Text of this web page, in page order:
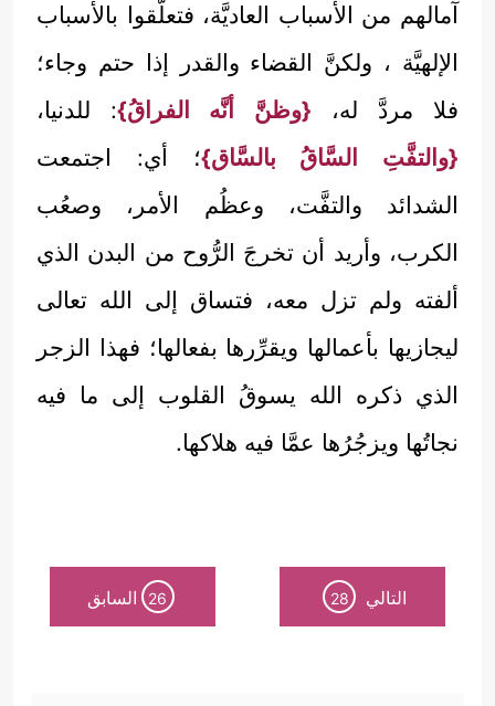
آمالهم من الأسباب العاديَّة، فتعلَّقوا بالأسباب
الإلهيَّة ، ولكنَّ القضاء والقدر إذا حتم وجاء؛
فلا مردَّ له، {وظنَّ أنَّه الفراقُ}: للدنيا،
{والتفَّتِ السَّاقُ بالسَّاق}؛ أي: اجتمعت
الشدائد والتفَّت، وعظُم الأمر، وصعُب
الكرب، وأريد أن تخرجَ الرُّوح من البدن الذي
ألفته ولم تزل معه، فتساق إلى الله تعالى
ليجازيها بأعمالها ويقرِّرها بفعالها؛ فهذا الزجر
الذي ذكره الله يسوقُ القلوب إلى ما فيه
نجاتُها ويزجُرُها عمَّا فيه هلاكها.
التالي 28
26 السابق